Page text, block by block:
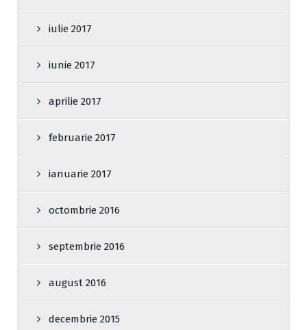
iulie 2017
iunie 2017
aprilie 2017
februarie 2017
ianuarie 2017
octombrie 2016
septembrie 2016
august 2016
decembrie 2015